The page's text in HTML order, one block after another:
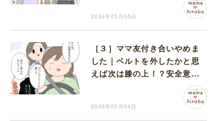
2026年05月05日
［３］ママ友付き合いやめま
した｜ベルトを外したかと思
えば次は膝の上！？安全意識
の低いママ友にモヤモヤが募
2026年05月04日